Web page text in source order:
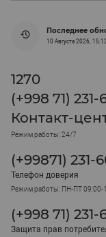
Последнее
10 Августа 2026,
1270
(+998 71)
Контакт-
Режим работы: 24/7
(+99871) 231-
Телефон доверия
Режим работы: ПН-ПТ 09:00-
(+998 71) 231-
Защита прав